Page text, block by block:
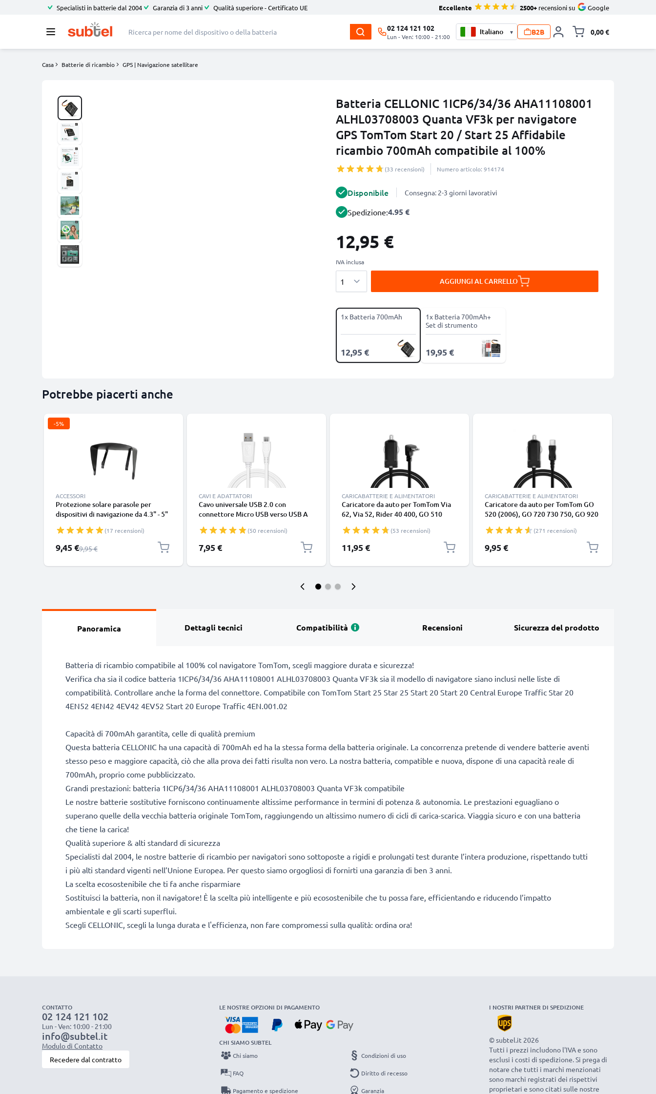
Specialisti in batterie dal 2004 Garanzia di 3 anni Qualità superiore - Certificato UE Eccellente 2500+ recensioni su Google
02 124 121 102
Lun - Ven: 10:00 - 21:00
▾ B2B 0,00 €
Casa Batterie di ricambio GPS | Navigazione satellitare
Batteria CELLONIC 1ICP6/34/36 AHA11108001
ALHL03708003 Quanta VF3k per navigatore
GPS TomTom Start 20 / Start 25 Affidabile
ricambio 700mAh compatibile al 100%
(33 recensioni) Numero articolo: 914174
Disponibile Consegna: 2-3 giorni lavorativi
Spedizione:4.95 €
12,95 €
IVA inclusa
AGGIUNGI AL CARRELLO
1x Batteria 700mAh
12,95 €
1x Batteria 700mAh+
Set di strumento
19,95 €
Potrebbe piacerti anche
-5%
ACCESSORI
Protezione solare parasole per
dispositivi di navigazione da 4.3" - 5"
(17 recensioni)
Prezzo speciale
9,45 €Prezzo normale
9,95 €
CAVI E ADATTATORI
Cavo universale USB 2.0 con
connettore Micro USB verso USB A
bianco
(50 recensioni)
7,95 €
CARICABATTERIE E ALIMENTATORI
Caricatore da auto per TomTom Via
62, Via 52, Rider 40 400, GO 510
6100 Start 62 Start 52, Touch, Vio,
filo di 1.1m, ricarica rapida in
macchina a 5V 1A Caricabatteria
(53 recensioni)
11,95 €
CARICABATTERIE E ALIMENTATORI
Caricatore da auto per TomTom GO
520 (2006), GO 720 730 750, GO 920
ricarica rapida in macchina a 5V 1A /
1000mA Caricabatteria potente e
sicuro
(271 recensioni)
9,95 €
Panoramica Dettagli tecnici Compatibilità Recensioni Sicurezza del prodotto
Batteria di ricambio compatibile al 100% col navigatore TomTom, scegli maggiore durata e sicurezza!
Verifica cha sia il codice batteria 1ICP6/34/36 AHA11108001 ALHL03708003 Quanta VF3k sia il modello di navigatore siano inclusi nelle liste di
compatibilità. Controllare anche la forma del connettore. Compatibile con TomTom Start 25 Star 25 Start 20 Start 20 Central Europe Traffic Star 20
4EN52 4EN42 4EV42 4EV52 Start 20 Europe Traffic 4EN.001.02
Capacità di 700mAh garantita, celle di qualità premium
Questa batteria CELLONIC ha una capacità di 700mAh ed ha la stessa forma della batteria originale. La concorrenza pretende di vendere batterie aventi
stesso peso e maggiore capacità, ciò che alla prova dei fatti risulta non vero. La nostra batteria, compatible e nuova, dispone di una capacità reale di
700mAh, proprio come pubblicizzato.
Grandi prestazioni: batteria 1ICP6/34/36 AHA11108001 ALHL03708003 Quanta VF3k compatibile
Le nostre batterie sostitutive forniscono continuamente altissime performance in termini di potenza & autonomia. Le prestazioni eguagliano o
superano quelle della vecchia batteria originale TomTom, raggiungendo un altissimo numero di cicli di carica-scarica. Viaggia sicuro e con una batteria
che tiene la carica!
Qualità superiore & alti standard di sicurezza
Specialisti dal 2004, le nostre batterie di ricambio per navigatori sono sottoposte a rigidi e prolungati test durante l’intera produzione, rispettando tutti
i più alti standard vigenti nell’Unione Europea. Per questo siamo orgogliosi di fornirti una garanzia di ben 3 anni.
La scelta ecosostenibile che ti fa anche risparmiare
Sostituisci la batteria, non il navigatore! È la scelta più intelligente e più ecosostenibile che tu possa fare, efficientando e riducendo l’impatto
ambientale e gli scarti superflui.
Scegli CELLONIC, scegli la lunga durata e l'efficienza, non fare compromessi sulla qualità: ordina ora!
CONTATTO
02 124 121 102
Lun - Ven: 10:00 - 21:00
info@subtel.it
Modulo di Contatto
Recedere dal contratto
LE NOSTRE OPZIONI DI PAGAMENTO
CHI SIAMO SUBTEL
Chi siamo
FAQ
Pagamento e spedizione
Condizioni di uso
Diritto di recesso
Garanzia
I NOSTRI PARTNER DI SPEDIZIONE
© subtel.it 2026
Tutti i prezzi includono l'IVA e sono
esclusi i costi di spedizione. Si prega di
notare che tutti i marchi menzionati
sono marchi registrati dei rispettivi
proprietari e sono citati sulle nostre